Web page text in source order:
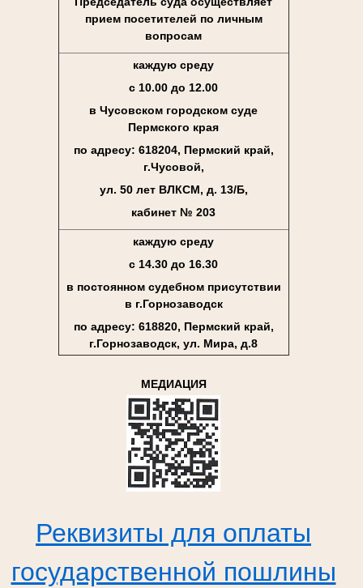
прием посетителей по личным
вопросам
каждую среду
с 10.00 до 12.00
в Чусовском городском суде
Пермского края
по адресу: 618204, Пермский край,
г.Чусовой,
ул. 50 лет ВЛКСМ, д. 13/Б,
кабинет № 203
каждую среду
с 14.30 до 16.30
в постоянном судебном присутствии
в г.Горнозаводск
по адресу: 618820, Пермский край,
г.Горнозаводск, ул. Мира, д.8
МЕДИАЦИЯ
Реквизиты для оплаты
государственной пошлины